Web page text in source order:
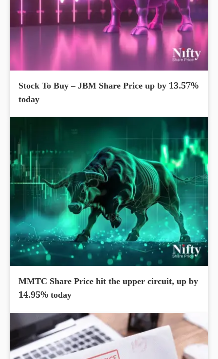
Stock To Buy – JBM Share Price up by 13.57%
today
MMTC Share Price hit the upper circuit, up by
14.95% today